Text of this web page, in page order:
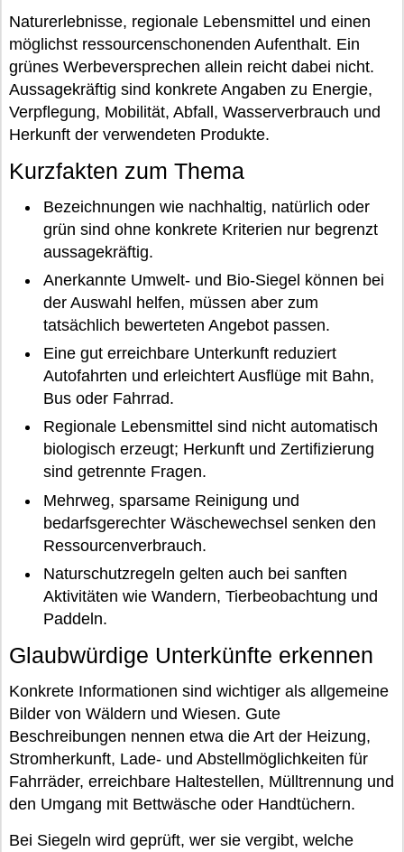
Naturerlebnisse, regionale Lebensmittel und einen
möglichst ressourcenschonenden Aufenthalt. Ein
grünes Werbeversprechen allein reicht dabei nicht.
Aussagekräftig sind konkrete Angaben zu Energie,
Verpflegung, Mobilität, Abfall, Wasserverbrauch und
Herkunft der verwendeten Produkte.
Kurzfakten zum Thema
Bezeichnungen wie nachhaltig, natürlich oder
grün sind ohne konkrete Kriterien nur begrenzt
aussagekräftig.
Anerkannte Umwelt- und Bio-Siegel können bei
der Auswahl helfen, müssen aber zum
tatsächlich bewerteten Angebot passen.
Eine gut erreichbare Unterkunft reduziert
Autofahrten und erleichtert Ausflüge mit Bahn,
Bus oder Fahrrad.
Regionale Lebensmittel sind nicht automatisch
biologisch erzeugt; Herkunft und Zertifizierung
sind getrennte Fragen.
Mehrweg, sparsame Reinigung und
bedarfsgerechter Wäschewechsel senken den
Ressourcenverbrauch.
Naturschutzregeln gelten auch bei sanften
Aktivitäten wie Wandern, Tierbeobachtung und
Paddeln.
Glaubwürdige Unterkünfte erkennen
Konkrete Informationen sind wichtiger als allgemeine
Bilder von Wäldern und Wiesen. Gute
Beschreibungen nennen etwa die Art der Heizung,
Stromherkunft, Lade- und Abstellmöglichkeiten für
Fahrräder, erreichbare Haltestellen, Mülltrennung und
den Umgang mit Bettwäsche oder Handtüchern.
Bei Siegeln wird geprüft, wer sie vergibt, welche